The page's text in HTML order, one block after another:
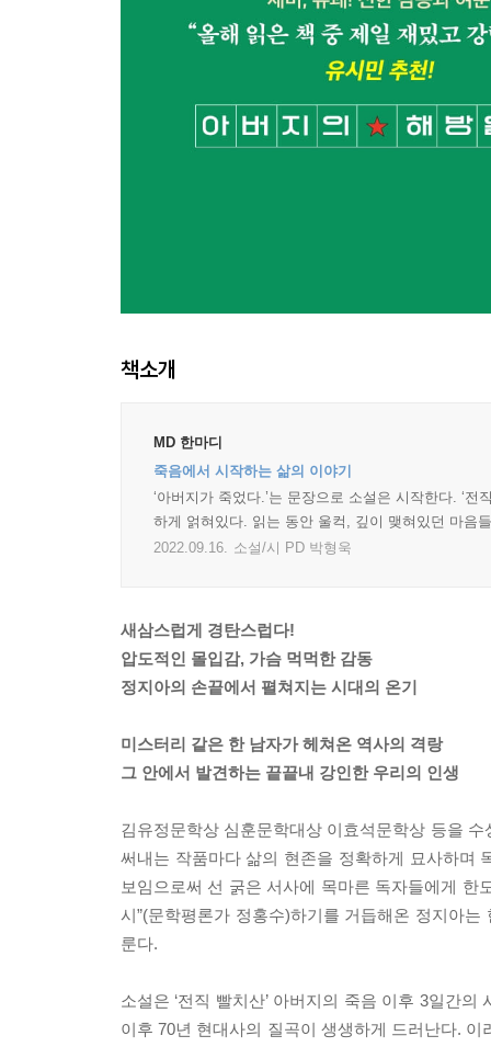
책소개
MD 한마디
죽음에서 시작하는 삶의 이야기
‘아버지가 죽었다.’는 문장으로 소설은 시작한다. ‘
하게 얽혀있다. 읽는 동안 울컥, 깊이 맺혀있던 마음
2022.09.16. 소설/시 PD 박형욱
새삼스럽게 경탄스럽다!
압도적인 몰입감, 가슴 먹먹한 감동
정지아의 손끝에서 펼쳐지는 시대의 온기
미스터리 같은 한 남자가 헤쳐온 역사의 격랑
그 안에서 발견하는 끝끝내 강인한 우리의 인생
김유정문학상 심훈문학대상 이효석문학상 등을
써내는 작품마다 삶의 현존을 정확하게 묘사하며
보임으로써 선 굵은 서사에 목마른 독자들에게 한
시”(문학평론가 정홍수)하기를 거듭해온 정지아
룬다.
소설은 ‘전직 빨치산’ 아버지의 죽음 이후 3일간
이후 70년 현대사의 질곡이 생생하게 드러난다.